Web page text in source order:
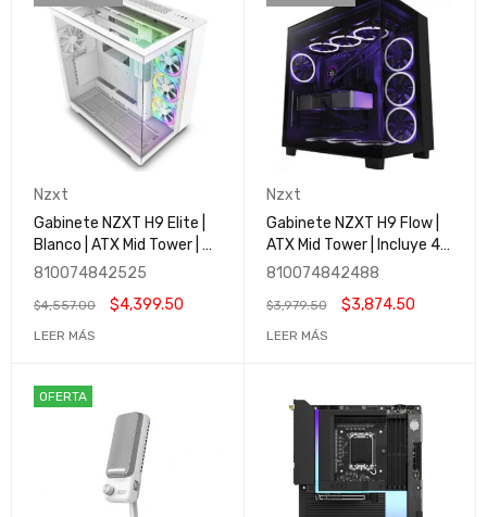
Nzxt
Gabinete NZXT H9 Elite |
Blanco | ATX Mid Tower | 3
Ventiladores RGB y 1 Sin
Diez Ventiladores | Cristal
Templado | CM-H91EW-01
810074842525
$4,557.00 $4,399.50
LEER MÁS
Nzxt
Gabinete NZXT H9 Flow |
ATX Mid Tower | Incluye 4
Ventiladores sin RGB |
CM-H91FB-01/
810074842488
$3,979.50 $3,874.50
LEER MÁS
OFERTA